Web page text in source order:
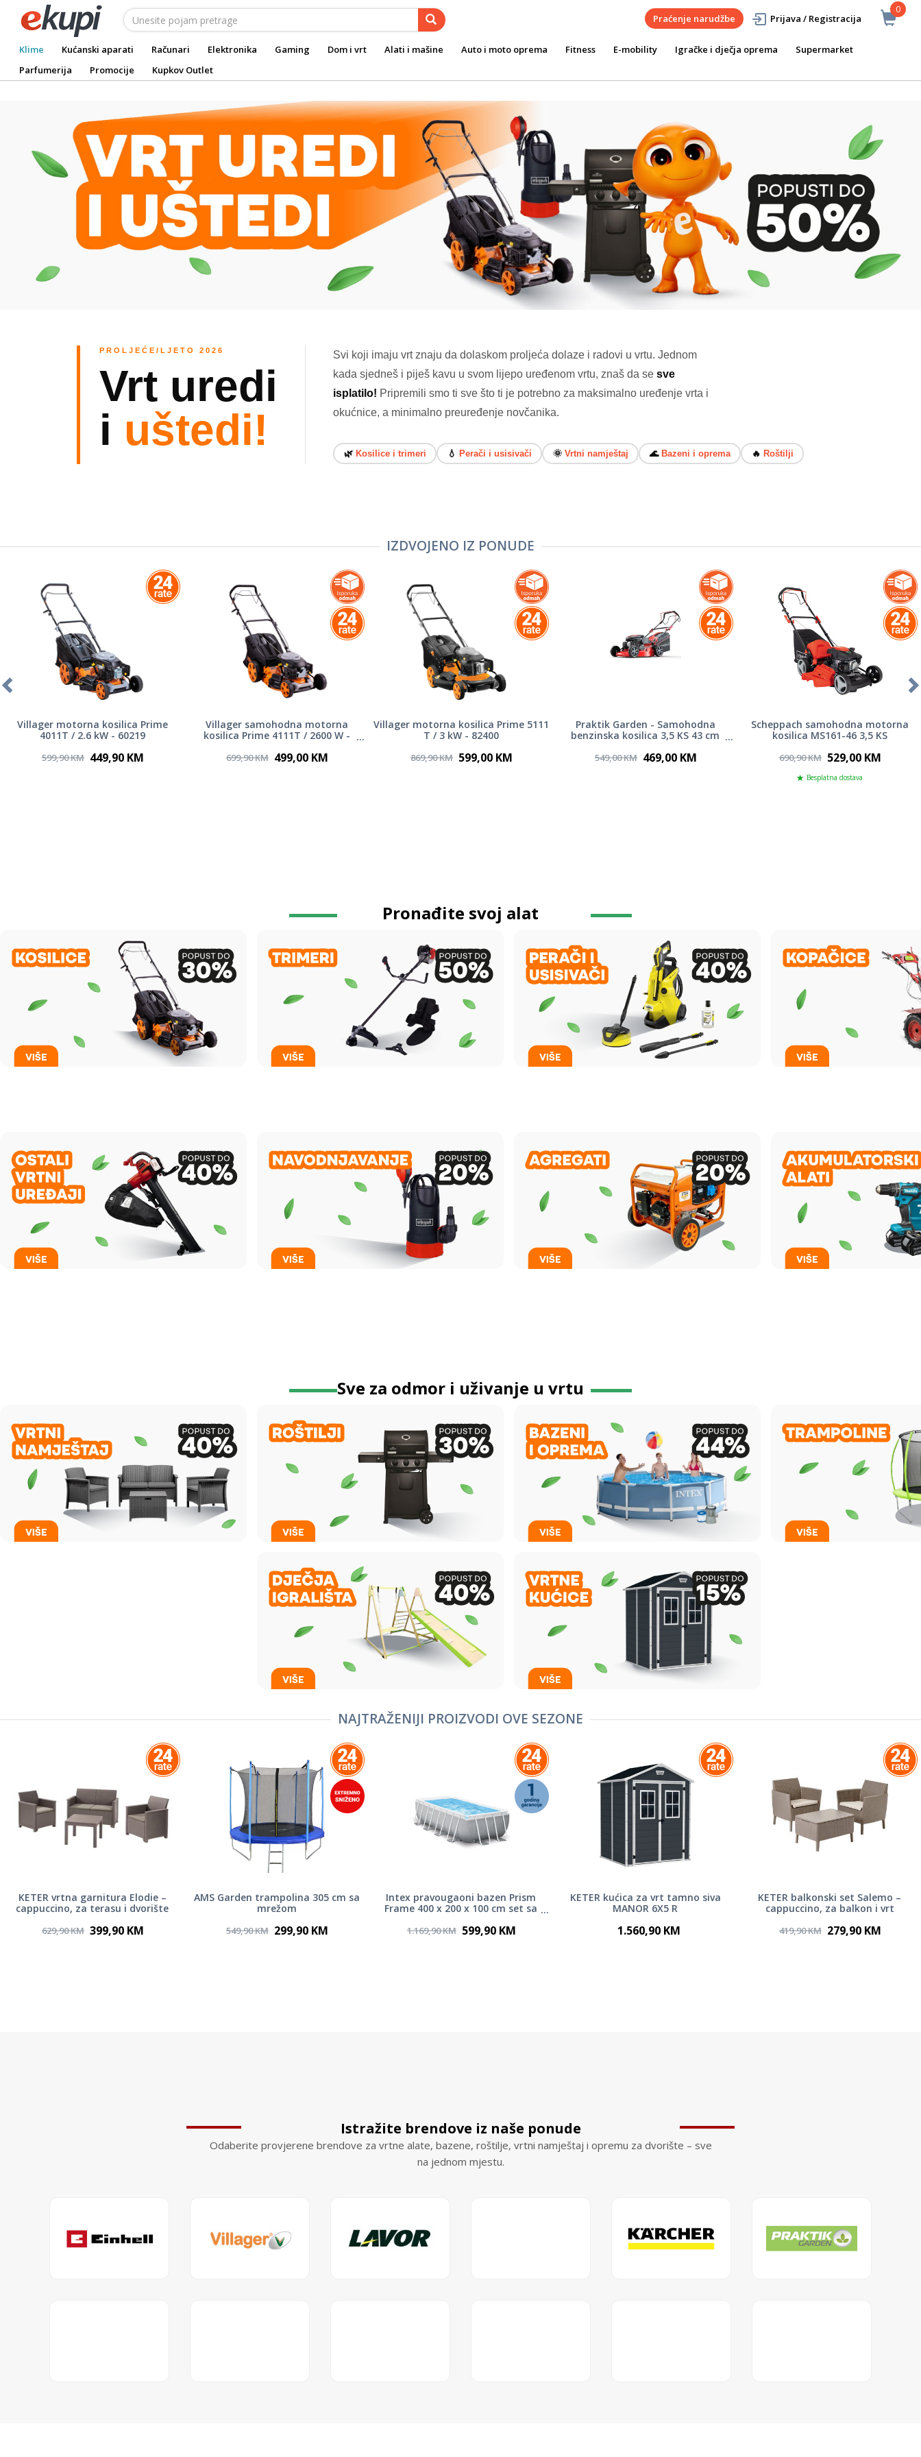
0
Praćenje narudžbe Prijava / Registracija
Klime Kućanski aparati Računari Elektronika Gaming Dom i vrt Alati i mašine Auto i moto oprema Fitness E-mobility Igračke i dječja oprema
Supermarket
Parfumerija
Promocije Kupkov Outlet
PROLJEĆE/LJETO 2026
Vrt uredi
i uštedi!
Svi koji imaju vrt znaju da dolaskom proljeća dolaze i radovi u vrtu. Jednom
kada sjedneš i piješ kavu u svom lijepo uređenom vrtu, znaš da se sve
isplatilo! Pripremili smo ti sve što ti je potrebno za maksimalno uređenje vrta i
okućnice, a minimalno preuređenje novčanika.
🌿 Kosilice i trimeri 💧 Perači i usisivači 🌞 Vrtni namještaj 🌊 Bazeni i oprema 🔥 Roštilji
IZDVOJENO IZ PONUDE
Villager motorna kosilica Prime
4011T / 2.6 kW - 60219
599,90 KM 449,90 KM
Villager samohodna motorna
kosilica Prime 4111T / 2600 W -
699,90 KM 499,00 KM
Villager motorna kosilica Prime 5111
T / 3 kW - 82400
869,90 KM 599,00 KM
Praktik Garden - Samohodna
benzinska kosilica 3,5 KS 43 cm
549,00 KM 469,00 KM
Scheppach samohodna motorna
kosilica MS161-46 3,5 KS
690,90 KM 529,00 KM
Besplatna dostava
Pronađite svoj alat
Sve za odmor i uživanje u vrtu
NAJTRAŽENIJI PROIZVODI OVE SEZONE
KETER vrtna garnitura Elodie –
cappuccino, za terasu i dvorište
629,90 KM 399,90 KM
AMS Garden trampolina 305 cm sa
mrežom
549,90 KM 299,90 KM
Intex pravougaoni bazen Prism
Frame 400 x 200 x 100 cm set sa
1.169,90 KM 599,90 KM
KETER kućica za vrt tamno siva
MANOR 6X5 R
1.560,90 KM
KETER balkonski set Salemo –
cappuccino, za balkon i vrt
419,90 KM 279,90 KM
Istražite brendove iz naše ponude
Odaberite provjerene brendove za vrtne alate, bazene, roštilje, vrtni namještaj i opremu za dvorište – sve
na jednom mjestu.